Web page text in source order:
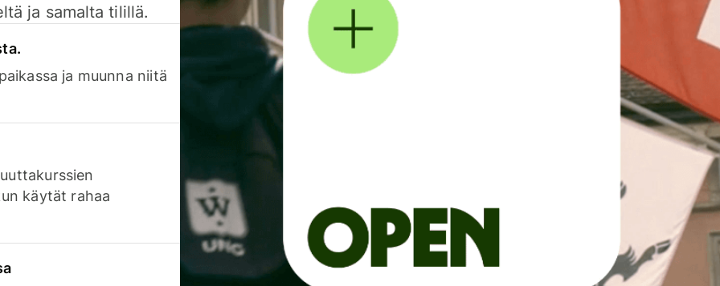
ja samalta tilillä.
ja muunna niitä
käytät rahaa